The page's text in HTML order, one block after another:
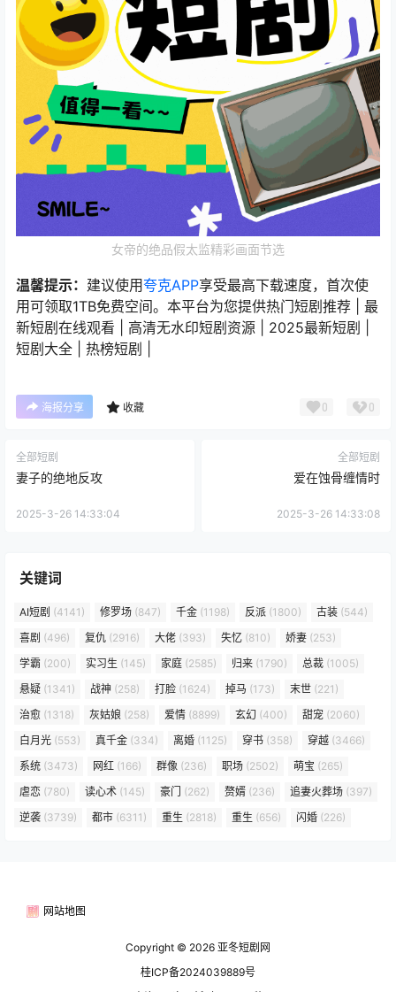
女帝的绝品假太监精彩画面节选
温馨提示： 建议使用夸克APP享受最高下载速度，首次使
用可领取1TB免费空间。本平台为您提供热门短剧推荐 | 最
新短剧在线观看 | 高清无水印短剧资源 | 2025最新短剧 |
短剧大全 | 热榜短剧 |
海报分享 收藏 0 0
全部短剧
妻子的绝地反攻
2025-3-26 14:33:04
全部短剧
爱在蚀骨缠情时
2025-3-26 14:33:08
关键词
AI短剧 (4141) 修罗场 (847) 千金 (1198) 反派 (1800) 古装 (544)
喜剧 (496) 复仇 (2916) 大佬 (393) 失忆 (810) 娇妻 (253)
学霸 (200) 实习生 (145) 家庭 (2585) 归来 (1790) 总裁 (1005)
悬疑 (1341) 战神 (258) 打脸 (1624) 掉马 (173) 末世 (221)
治愈 (1318) 灰姑娘 (258) 爱情 (8899) 玄幻 (400) 甜宠 (2060)
白月光 (553) 真千金 (334) 离婚 (1125) 穿书 (358) 穿越 (3466)
系统 (3473) 网红 (166) 群像 (236) 职场 (2502) 萌宝 (265)
虐恋 (780) 读心术 (145) 豪门 (262) 赘婿 (236) 追妻火葬场 (397)
逆袭 (3739) 都市 (6311) 重生 (2818) 重生 (656) 闪婚 (226)
网站地图
Copyright © 2026 亚冬短剧网
桂ICP备2024039889号